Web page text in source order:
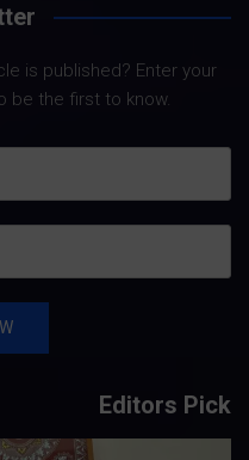
is published? Enter your
be the first to know.
Editors Pick